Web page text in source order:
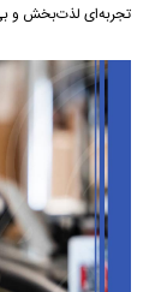
تجربه‌ای لذت‌بخش و